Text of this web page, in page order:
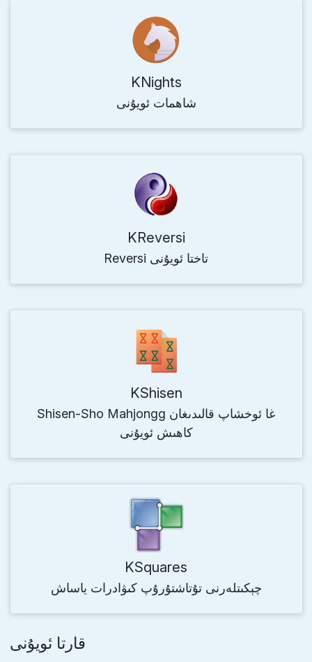
KNights
شاھمات ئويۇنى
KReversi
Reversi تاختا ئويۇنى
KShisen
Shisen-Sho Mahjongg غا ئوخشاپ قالىدىغان
كاھىش ئويۇنى
KSquares
چېكىتلەرنى تۇتاشتۇرۇپ كىۋادرات ياساش
قارتا ئويۇنى